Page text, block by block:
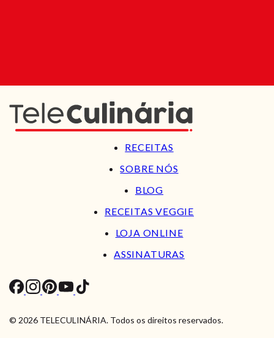
RECEITAS
SOBRE NÓS
BLOG
RECEITAS VEGGIE
LOJA ONLINE
ASSINATURAS
© 2026 TELECULINÁRIA. Todos os direitos reservados.